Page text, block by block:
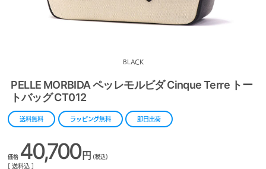
BLACK
PELLE MORBIDA ペッレモルビダ Cinque Terre トー
トバッグ CT012
送料無料 ラッピング無料 即日出荷
価格 40,700円 (税込)
[ 送料込 ]